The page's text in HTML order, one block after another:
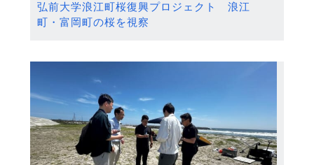
弘前大学浪江町桜復興プロジェクト 浪江
町・富岡町の桜を視察